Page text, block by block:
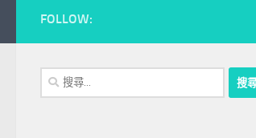
FOLLOW:
搜
尋